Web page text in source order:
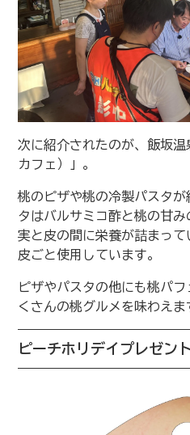
次に紹介されたのが、飯坂
カフェ）」。
桃のピザや桃の冷製パスタ
タはバルサミコ酢と桃の甘み
実と皮の間に栄養が詰まっ
皮ごと使用しています。
ピザやパスタの他にも桃パ
くさんの桃グルメを味わえま
ピーチホリデイプレゼン